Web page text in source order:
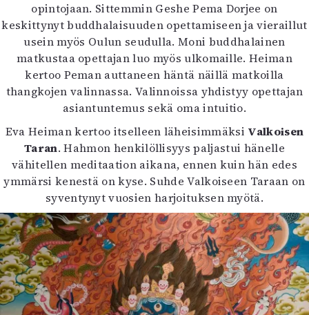
opintojaan. Sittemmin Geshe Pema Dorjee on
keskittynyt buddhalaisuuden opettamiseen ja vieraillut
usein myös Oulun seudulla. Moni buddhalainen
matkustaa opettajan luo myös ulkomaille. Heiman
kertoo Peman auttaneen häntä näillä matkoilla
thangkojen valinnassa. Valinnoissa yhdistyy opettajan
asiantuntemus sekä oma intuitio.
Eva Heiman kertoo itselleen läheisimmäksi Valkoisen
Taran. Hahmon henkilöllisyys paljastui hänelle
vähitellen meditaation aikana, ennen kuin hän edes
ymmärsi kenestä on kyse. Suhde Valkoiseen Taraan on
syventynyt vuosien harjoituksen myötä.